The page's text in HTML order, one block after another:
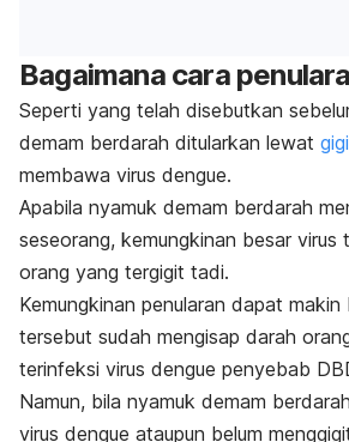
Bagaimana cara
Seperti yang telah disebutkan
demam berdarah ditularkan lewat
membawa virus dengue.
Apabila nyamuk demam berdarah
seseorang, kemungkinan besar virus
orang yang tergigit tadi.
Kemungkinan penularan dapat
tersebut sudah mengisap darah
terinfeksi virus dengue penyebab
Namun, bila nyamuk demam
virus dengue ataupun belum